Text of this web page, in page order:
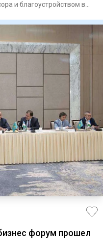
и благоустройством в
форум прошел